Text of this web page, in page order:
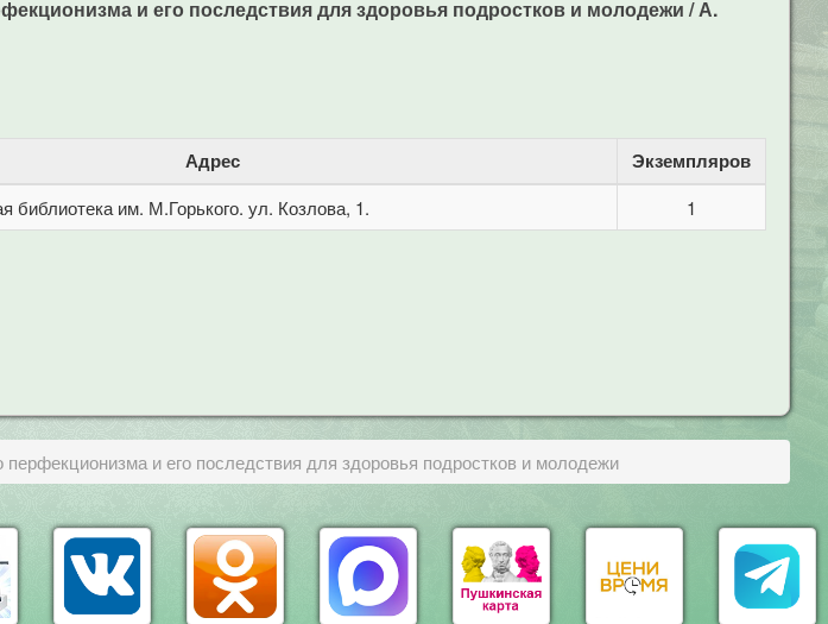
и его последствия для здоровья подростков и молодежи / А.
Адрес Экземпляров
библиотека им. М.Горького. ул. Козлова, 1. 1
и его последствия для здоровья подростков и молодежи